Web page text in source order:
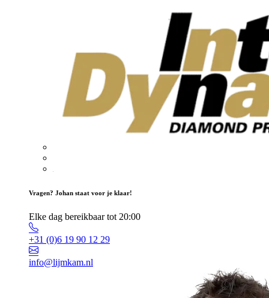
Vragen? Johan staat voor je klaar!
Elke dag bereikbaar tot 20:00
+31 (0)6 19 90 12 29
info@lijmkam.nl